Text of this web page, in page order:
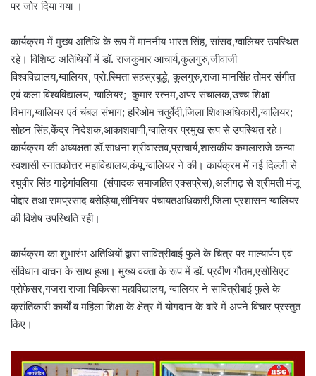
पर जोर दिया गया ।
कार्यक्रम में मुख्य अतिथि के रूप में माननीय भारत सिंह, सांसद,ग्वालियर उपस्थित
रहे। विशिष्ट अतिथियों में डॉ. राजकुमार आचार्य,कुलगुरु,जीवाजी
विश्वविद्यालय,ग्वालियर, प्रो.स्मिता सहस्रबुद्धे, कुलगुरु,राजा मानसिंह तोमर संगीत
एवं कला विश्वविद्यालय, ग्वालियर; कुमार रत्नम,अपर संचालक,उच्च शिक्षा
विभाग,ग्वालियर एवं चंबल संभाग; हरिओम चतुर्वेदी,जिला शिक्षाअधिकारी,ग्वालियर;
सोहन सिंह,केंद्र निदेशक,आकाशवाणी,ग्वालियर प्रमुख रूप से उपस्थित रहे।
कार्यक्रम की अध्यक्षता डॉ.साधना श्रीवास्तव,प्राचार्य,शासकीय कमलाराजे कन्या
स्वशासी स्नातकोत्तर महाविद्यालय,कंपू,ग्वालियर ने की। कार्यक्रम में नई दिल्ली से
रघुवीर सिंह गाड़ेगांवलिया (संपादक समाजहित एक्सप्रेस),अलीगढ़ से श्रीमती मंजू
पोद्दार तथा रामप्रसाद बसेड़िया,सीनियर पंचायतअधिकारी,जिला प्रशासन ग्वालियर
की विशेष उपस्थिति रही।
कार्यक्रम का शुभारंभ अतिथियों द्वारा सावित्रीबाई फुले के चित्र पर माल्यार्पण एवं
संविधान वाचन के साथ हुआ। मुख्य वक्ता के रूप में डॉ. प्रवीण गौतम,एसोसिएट
प्रोफेसर,गजरा राजा चिकित्सा महाविद्यालय, ग्वालियर ने सावित्रीबाई फुले के
क्रांतिकारी कार्यों व महिला शिक्षा के क्षेत्र में योगदान के बारे में अपने विचार प्रस्तुत
किए।